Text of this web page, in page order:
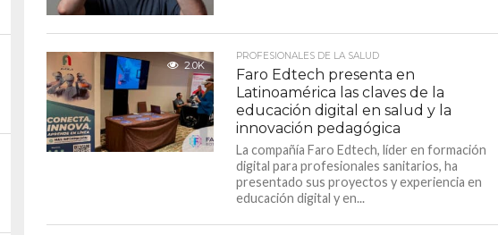
2.0K
PROFESIONALES DE LA SALUD
Faro Edtech presenta en
Latinoamérica las claves de la
educación digital en salud y la
innovación pedagógica
La compañía Faro Edtech, líder en formación
digital para profesionales sanitarios, ha
presentado sus proyectos y experiencia en
educación digital y en...